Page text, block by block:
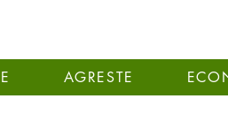
AGRESTE